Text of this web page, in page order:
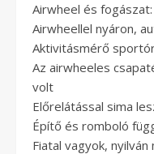
Airwheel és
Airwheellel nyáron,
Aktivitásmérő
Az airwheeles
volt
Előrelátással sima
Építő és romboló
Fiatal vagyok,